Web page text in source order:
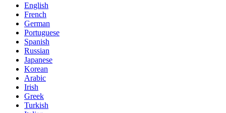
English
French
German
Portuguese
Spanish
Russian
Japanese
Korean
Arabic
Irish
Greek
Turkish